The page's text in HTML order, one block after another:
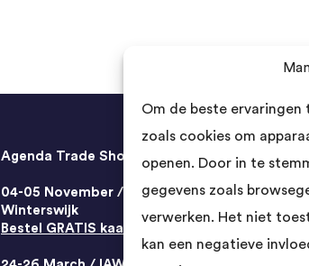
Om de beste
zoals cookies om
openen. Door in te
gegevens zoals
verwerken. Het niet
kan een negatieve
Agenda Trade Shows
04-05 November / SVG FAIR
Winterswijk
Bestel GRATIS kaarten
5121